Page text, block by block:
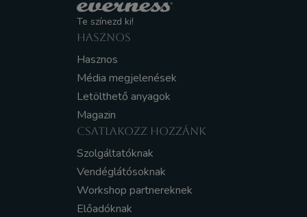
Te színezd ki!
HASZNOS
Hasznos
Média megjelenések
Letölthető anyagok
Magazin
CSATLAKOZZ HOZZÁNK
Szolgáltatóknak
Vendéglátósoknak
Workshop partnereknek
Előadóknak